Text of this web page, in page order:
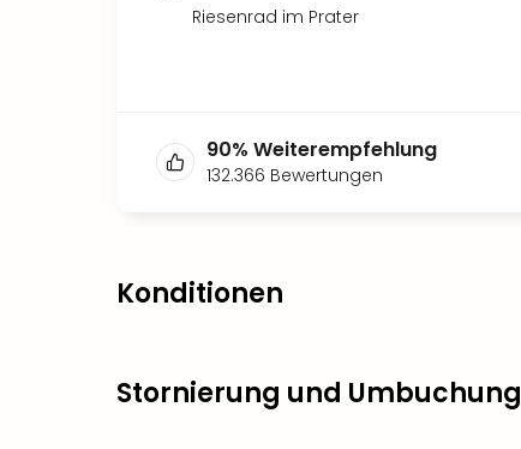
Riesenrad im Prater
90% Weiterempfehlung
132.366 Bewertungen
Konditionen
Stornierung und Umbuchung